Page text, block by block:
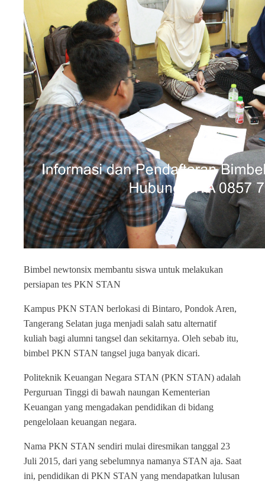
Bimbel newtonsix membantu siswa untuk melakukan
persiapan tes PKN STAN
Kampus PKN STAN berlokasi di Bintaro, Pondok Aren,
Tangerang Selatan juga menjadi salah satu alternatif
kuliah bagi alumni tangsel dan sekitarnya. Oleh sebab itu,
bimbel PKN STAN tangsel juga banyak dicari.
Politeknik Keuangan Negara STAN (PKN STAN) adalah
Perguruan Tinggi di bawah naungan Kementerian
Keuangan yang mengadakan pendidikan di bidang
pengelolaan keuangan negara.
Nama PKN STAN sendiri mulai diresmikan tanggal 23
Juli 2015, dari yang sebelumnya namanya STAN aja. Saat
ini, pendidikan di PKN STAN yang mendapatkan lulusan